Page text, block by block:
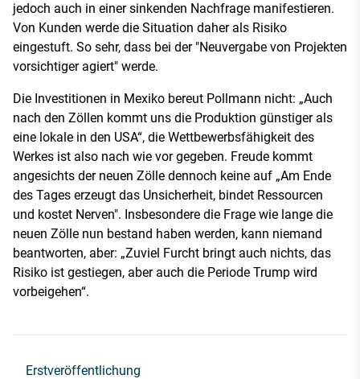
jedoch auch in einer sinkenden Nachfrage manifestieren.
Von Kunden werde die Situation daher als Risiko
eingestuft. So sehr, dass bei der "Neuvergabe von Projekten
vorsichtiger agiert" werde.
Die Investitionen in Mexiko bereut Pollmann nicht: „Auch
nach den Zöllen kommt uns die Produktion günstiger als
eine lokale in den USA“, die Wettbewerbsfähigkeit des
Werkes ist also nach wie vor gegeben. Freude kommt
angesichts der neuen Zölle dennoch keine auf „Am Ende
des Tages erzeugt das Unsicherheit, bindet Ressourcen
und kostet Nerven". Insbesondere die Frage wie lange die
neuen Zölle nun bestand haben werden, kann niemand
beantworten, aber: „Zuviel Furcht bringt auch nichts, das
Risiko ist gestiegen, aber auch die Periode Trump wird
vorbeigehen“.
Erstveröffentlichung